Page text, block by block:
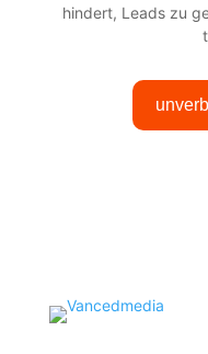
hindert, Leads zu